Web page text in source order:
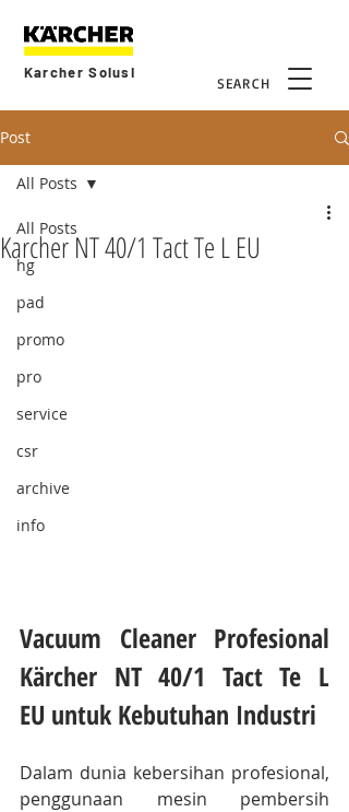
SEARCH
Karcher Solusi
Post
All Posts
hg
pad
promo
pro
service
csr
archive
info
All Posts
Karcher NT 40/1 Tact Te L EU
Vacuum Cleaner Profesional
Kärcher NT 40/1 Tact Te L
EU untuk Kebutuhan Industri
Dalam dunia kebersihan profesional,
penggunaan mesin pembersih